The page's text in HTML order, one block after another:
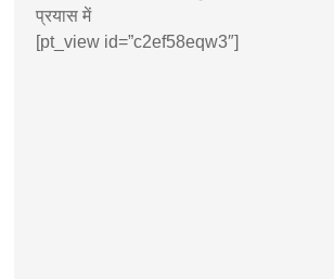
प्रयास में
[pt_view id=”c2ef58eqw3″]